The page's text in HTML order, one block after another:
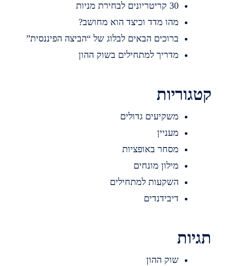
30 קריטריונים לבחירת מניות
מהו מדד וכיצד הוא מחושב?
ברוכים הבאים לבלוג של “הביצה הפיננסית”
מדריך למתחילים בשוק ההון
קטגוריות
משקיעים גדולים
מעניין
מסחר באופציות
מילון מונחים
השקעות למתחילים
דיבידנדים
תגיות
שוק ההון